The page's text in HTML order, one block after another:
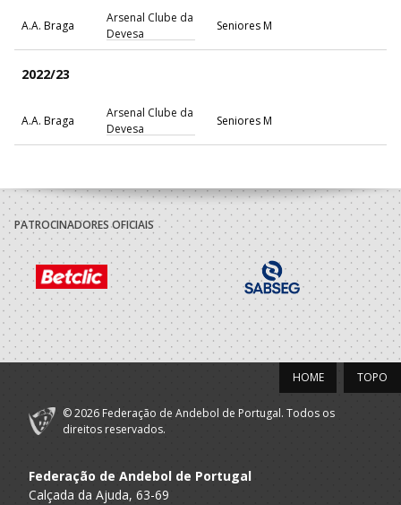
A.A. Braga
Arsenal Clube da
Devesa
Seniores M
2022/23
A.A. Braga
Arsenal Clube da
Devesa
Seniores M
PATROCINADORES OFICIAIS
TOPO
HOME
© 2026 Federação de Andebol de Portugal. Todos os
direitos reservados.
Federação de Andebol de Portugal
Calçada da Ajuda, 63-69